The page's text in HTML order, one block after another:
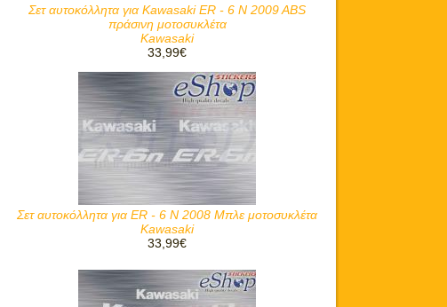
Σετ αυτοκόλλητα για Kawasaki ER - 6 N 2009 ABS
πράσινη μοτοσυκλέτα
Kawasaki
33,99€
Σετ αυτοκόλλητα για ER - 6 N 2008 Μπλε μοτοσυκλέτα
Kawasaki
33,99€